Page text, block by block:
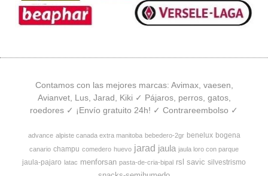
Contamos con las mejores marcas: Avimax, vaesen,
Avianvet, Lus, Jarad, Kiki ✓ Pájaros, perros, gatos,
roedores ✓ ¡Envío gratuito 24h! ✓ Contrareembolso ✓
advance alpiste canada extra manitoba bebedero-2gr benelux bogena
canario champu comedero huevo jarad jaula jaula loro con parque
jaula-pajaro latac menforsan pasta-de-cria-bipal rsl savic silvestrismo